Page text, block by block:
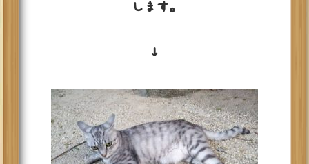
します。
↓